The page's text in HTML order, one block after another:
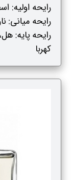
رایحه اولیه:
رایحه میانی:
رایحه پایه:
کهربا